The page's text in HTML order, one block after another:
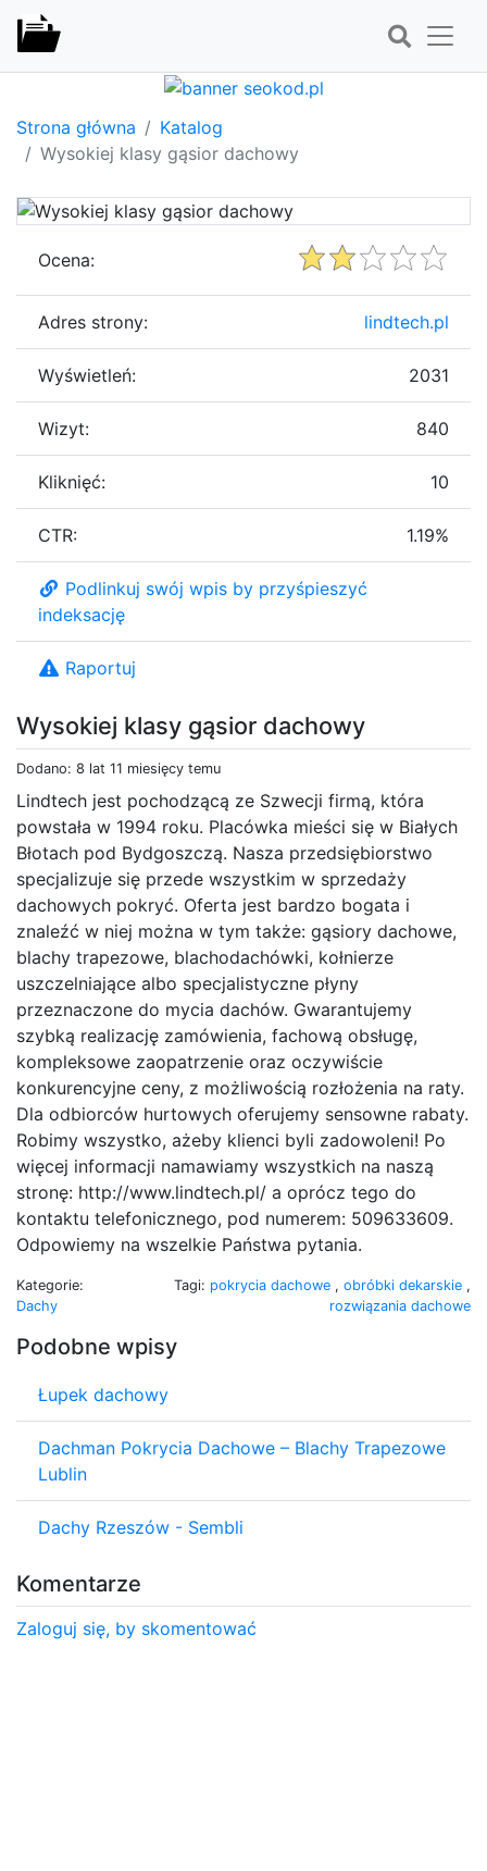
Strona główna
Katalog
Wysokiej klasy gąsior dachowy
Wysokiej klasy gąsior dachowy
Dodano: 8 lat 11 miesięcy temu
Lindtech jest pochodzącą ze Szwecji firmą, która
powstała w 1994 roku. Placówka mieści się w Białych
Błotach pod Bydgoszczą. Nasza przedsiębiorstwo
specjalizuje się przede wszystkim w sprzedaży
dachowych pokryć. Oferta jest bardzo bogata i
znaleźć w niej można w tym także: gąsiory dachowe,
blachy trapezowe, blachodachówki, kołnierze
uszczelniające albo specjalistyczne płyny
przeznaczone do mycia dachów. Gwarantujemy
szybką realizację zamówienia, fachową obsługę,
kompleksowe zaopatrzenie oraz oczywiście
konkurencyjne ceny, z możliwością rozłożenia na raty.
Dla odbiorców hurtowych oferujemy sensowne rabaty.
Robimy wszystko, ażeby klienci byli zadowoleni! Po
więcej informacji namawiamy wszystkich na naszą
stronę: http://www.lindtech.pl/ a oprócz tego do
kontaktu telefonicznego, pod numerem: 509633609.
Odpowiemy na wszelkie Państwa pytania.
Kategorie:
Dachy
Tagi: pokrycia dachowe , obróbki dekarskie ,
rozwiązania dachowe
Podobne wpisy
Łupek dachowy
Dachman Pokrycia Dachowe – Blachy Trapezowe
Lublin
Dachy Rzeszów - Sembli
Komentarze
Zaloguj się, by skomentować
Ocena:
Adres strony: lindtech.pl
Wyświetleń: 2031
Wizyt: 840
Kliknięć: 10
CTR: 1.19%
Podlinkuj swój wpis by przyśpieszyć
indeksację
Raportuj